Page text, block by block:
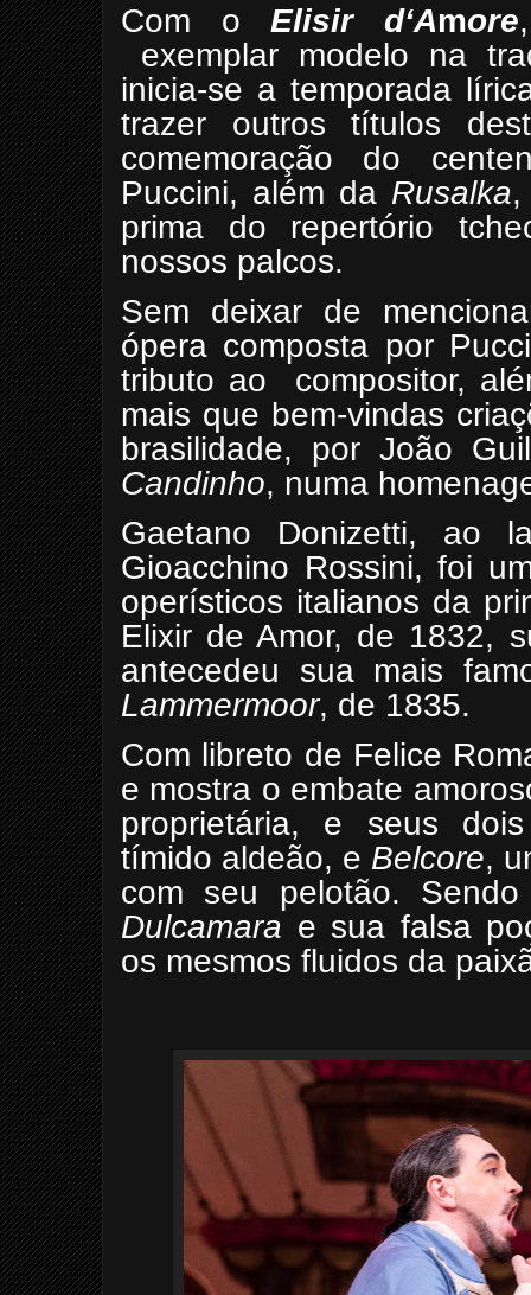
Com oElisir d‘Amore
exemplar modelo na
inicia-se a temporada
trazer outros títulos
comemoração do
Puccini, além da Rusalka,
prima do repertório
nossos palcos.
Sem deixar de
ópera composta por
tributo ao
compositor,
mais que bem-vindas
brasilidade, por João
Candinho, numa
Gaetano Donizetti, ao
Gioacchino Rossini, foi
operísticos italianos da
Elixir de Amor, de 1832,
antecedeu sua mais
Lammermoor, de 1835.
Com libreto de Felice
e mostra o embate
proprietária, e seus
tímido aldeão, e Belcore,
com seu pelotão.
Dulcamara e sua falsa
os mesmos fluidos da